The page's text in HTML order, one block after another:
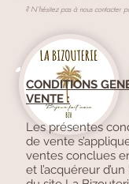
? N'hésitez pas à nous contacter
CONDITIONS
VENTE :
Les présentes
de vente
ventes conclues
et l’acquéreur